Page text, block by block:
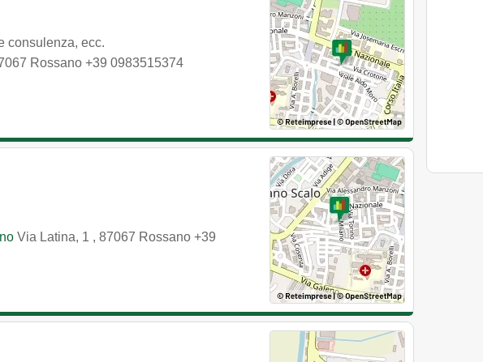
consulenza, ecc.
Rossano +39 0983515374
Via Latina, 1 , 87067 Rossano +39